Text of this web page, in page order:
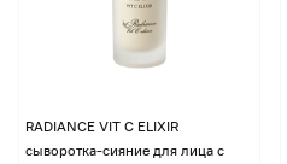
RADIANCE VIT C ELIXIR
сыворотка-сияние для лица с